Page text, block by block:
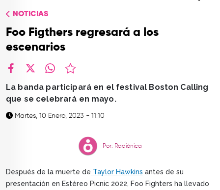
CONTACTO
NOTICIAS
Foo Figthers regresará a los
escenarios
La banda participará en el festival Boston Calling
que se celebrará en mayo.
Martes, 10 Enero, 2023 - 11:10
Por: Radiónica
Después de la muerte de Taylor Hawkins antes de su
presentación en Estéreo Picnic 2022, Foo Fighters ha llevado